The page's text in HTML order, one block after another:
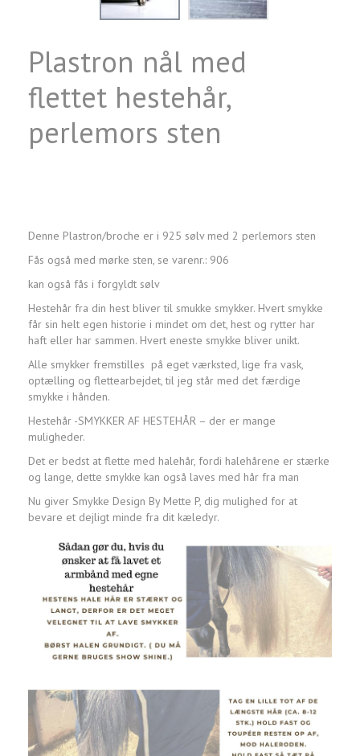
Plastron nål med
flettet hestehår,
perlemors sten
Denne Plastron/broche er i 925 sølv med 2 perlemors sten
Fås også med mørke sten, se varenr.: 906
kan også fås i forgyldt sølv
Hestehår fra din hest bliver til smukke smykker. Hvert smykke
får sin helt egen historie i mindet om det, hest og rytter har
haft eller har sammen. Hvert eneste smykke bliver unikt.
Alle smykker fremstilles på eget værksted, lige fra vask,
optælling og flettearbejdet, til jeg står med det færdige
smykke i hånden.
Hestehår -SMYKKER AF HESTEHÅR – der er mange
muligheder.
Det er bedst at flette med halehår, fordi halehårene er stærke
og lange, dette smykke kan også laves med hår fra man
Nu giver Smykke Design By Mette P, dig mulighed for at
bevare et dejligt minde fra dit kæledyr.